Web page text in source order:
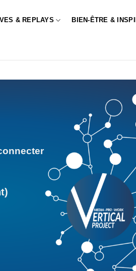
& REPLAYS BIEN-ÊTRE &